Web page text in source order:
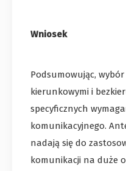
Wniosek
Podsumowując,
kierunkowymi i
specyficznych
komunikacyjnego.
nadają się do
komunikacji na duże